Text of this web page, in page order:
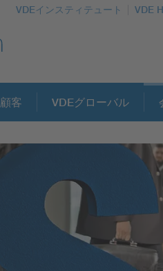
VDEインスティテュート VDE
顧客 VDEグローバル